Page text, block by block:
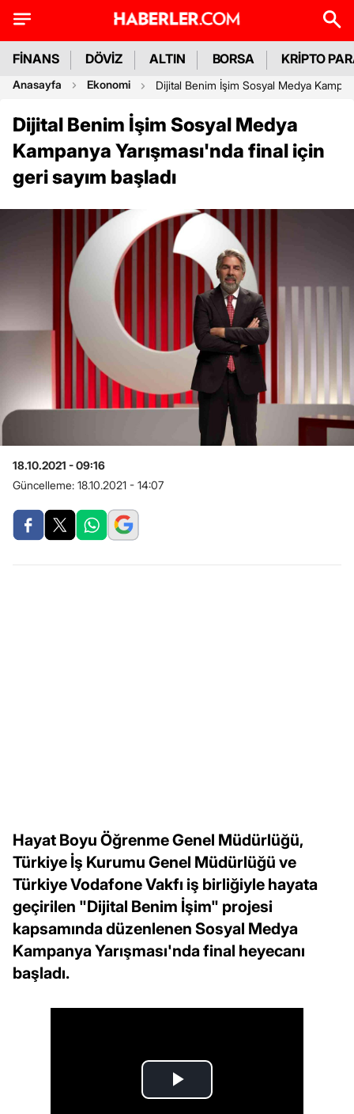
FİNANS DÖVİZ ALTIN BORSA KRİPTO
Anasayfa Ekonomi Dijital Benim İşim Sosyal Medya
Dijital Benim İşim Sosyal Medya
Kampanya Yarışması'nda final için
geri sayım başladı
18.10.2021 - 09:16
Güncelleme: 18.10.2021 - 14:07
Hayat Boyu Öğrenme Genel Müdürlüğü,
Türkiye İş Kurumu Genel Müdürlüğü ve
Türkiye Vodafone Vakfı iş birliğiyle hayata
geçirilen "Dijital Benim İşim" projesi
kapsamında düzenlenen Sosyal Medya
Kampanya Yarışması'nda final heyecanı
başladı.